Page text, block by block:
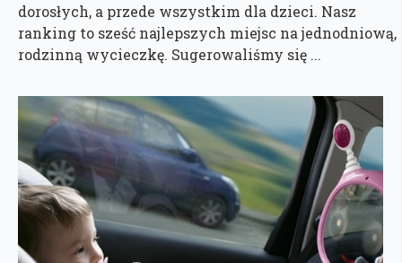
dorosłych, a przede wszystkim dla dzieci. Nasz
ranking to sześć najlepszych miejsc na jednodniową,
rodzinną wycieczkę. Sugerowaliśmy się ...